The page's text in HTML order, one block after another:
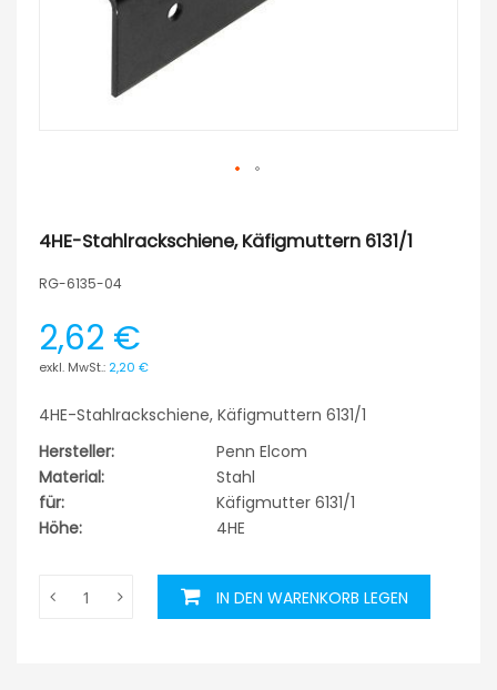
4HE-Stahlrackschiene, Käfigmuttern 6131/1
RG-6135-04
2,62 €
2,20 €
4HE-Stahlrackschiene, Käfigmuttern 6131/1
Hersteller:
Penn Elcom
Material:
Stahl
für:
Käfigmutter 6131/1
Höhe:
4HE
IN DEN WARENKORB LEGEN